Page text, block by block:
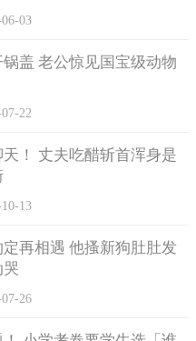
无衣物器具武器留存
03
盖 老公惊见国宝级动物
22
！ 丈夫吃醋斩首浑身是
13
再相遇 他搔新狗肚肚发
26